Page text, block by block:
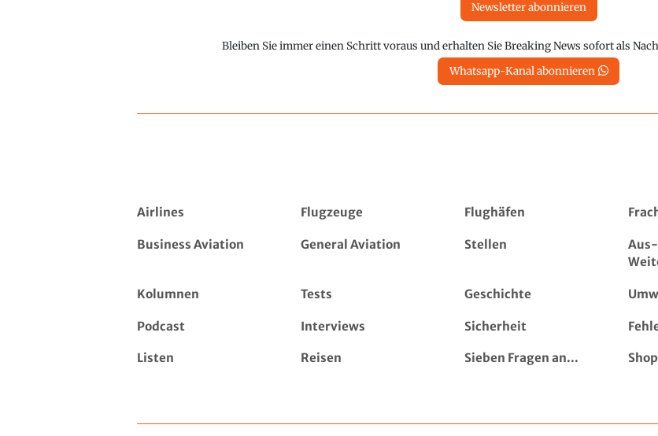
Newsletter abonnieren
Bleiben Sie immer einen Schritt voraus und erhalten Sie Breaking News sofort als
Whatsapp-Kanal abonnieren
Airlines Flugzeuge Flughäfen
Business Aviation General Aviation Stellen
Kolumnen Tests Geschichte
Podcast Interviews Sicherheit
Listen Reisen Sieben Fragen an... Shop